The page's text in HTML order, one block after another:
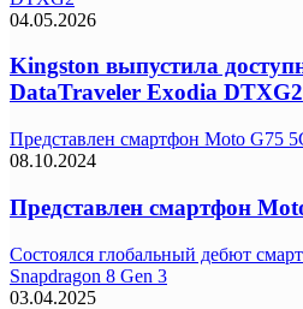
04.05.2026
Kingston выпустила
DataTraveler Exodia DTXG2
Представлен смартфон Moto G75
08.10.2024
Представлен смартфон
Состоялся глобальный дебют
Snapdragon 8 Gen 3
03.04.2025